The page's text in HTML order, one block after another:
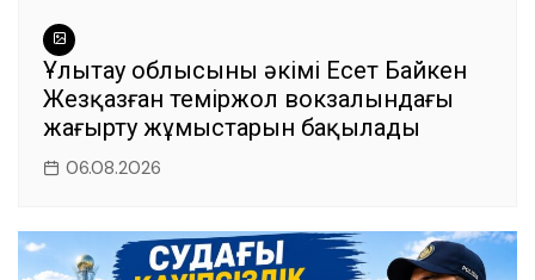
Ұлытау облысының әкімі Есет Байкен
Жезқазған теміржол вокзалындағы
жаңғырту жұмыстарын бақылады
06.08.2026